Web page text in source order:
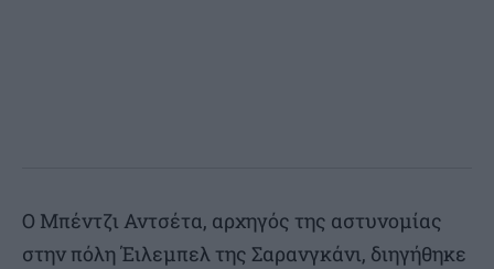
Ο Μπέντζι Αντσέτα, αρχηγός της αστυνομίας
στην πόλη Έιλεμπελ της Σαρανγκάνι, διηγήθηκε